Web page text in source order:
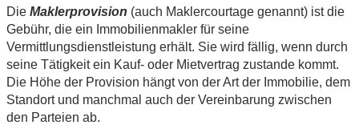
Die Maklerprovision (auch Maklercourtage genannt) ist die
Gebühr, die ein Immobilienmakler für seine
Vermittlungsdienstleistung erhält. Sie wird fällig, wenn durch
seine Tätigkeit ein Kauf- oder Mietvertrag zustande kommt.
Die Höhe der Provision hängt von der Art der Immobilie, dem
Standort und manchmal auch der Vereinbarung zwischen
den Parteien ab.